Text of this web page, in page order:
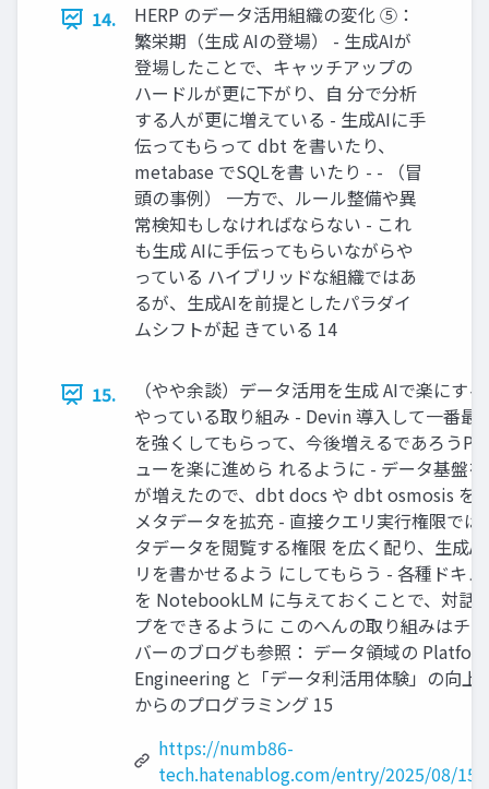
14.
HERP のデータ活用組織の変化 ⑤：
繁栄期（生成 AIの登場） - 生成AIが
登場したことで、キャッチアップの
ハードルが更に下がり、自 分で分析
する人が更に増えている - 生成AIに手
伝ってもらって dbt を書いたり、
metabase でSQLを書 いたり - - （冒
頭の事例） 一方で、ルール整備や異
常検知もしなければならない - これ
も生成 AIに手伝ってもらいながらや
っている ハイブリッドな組織ではあ
るが、生成AIを前提としたパラダイ
ムシフトが起 きている 14
15.
（やや余談）データ活用を生成 AIで楽にす
やっている取り組み - Devin 導入して一番最
を強くしてもらって、今後増えるであろう
ューを楽に進めら れるように - データ基盤
が増えたので、dbt docs や dbt osmosis を
メタデータを拡充 - 直接クエリ実行権限では
タデータを閲覧する権限 を広く配り、生成
リを書かせるよう にしてもらう - 各種ドキ
を NotebookLM に与えておくことで、対話
プをできるように このへんの取り組みはチ
バーのブログも参照： データ領域の
Engineering と「データ利活用体験」の向上
からのプログラミング 15
https://numb86-
tech.hatenablog.com/entry/2025/08/15/